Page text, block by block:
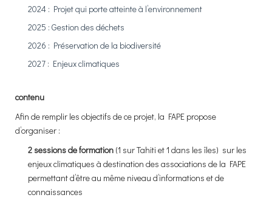
2024 : Projet qui porte atteinte à l’environnement
2025 : Gestion des déchets
2026 : Préservation de la biodiversité
2027 : Enjeux climatiques
contenu
Afin de remplir les objectifs de ce projet, la FAPE propose
d’organiser :
2 sessions de formation (1 sur Tahiti et 1 dans les îles) sur les
enjeux climatiques à destination des associations de la FAPE
permettant d’être au même niveau d’informations et de
connaissances